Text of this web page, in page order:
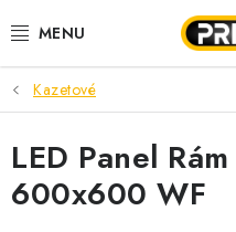
na
AKCIE
LED PÁSY
MODULÁRNE PRÍSTROJE
Kazetové
LED Panel
600x600 WF